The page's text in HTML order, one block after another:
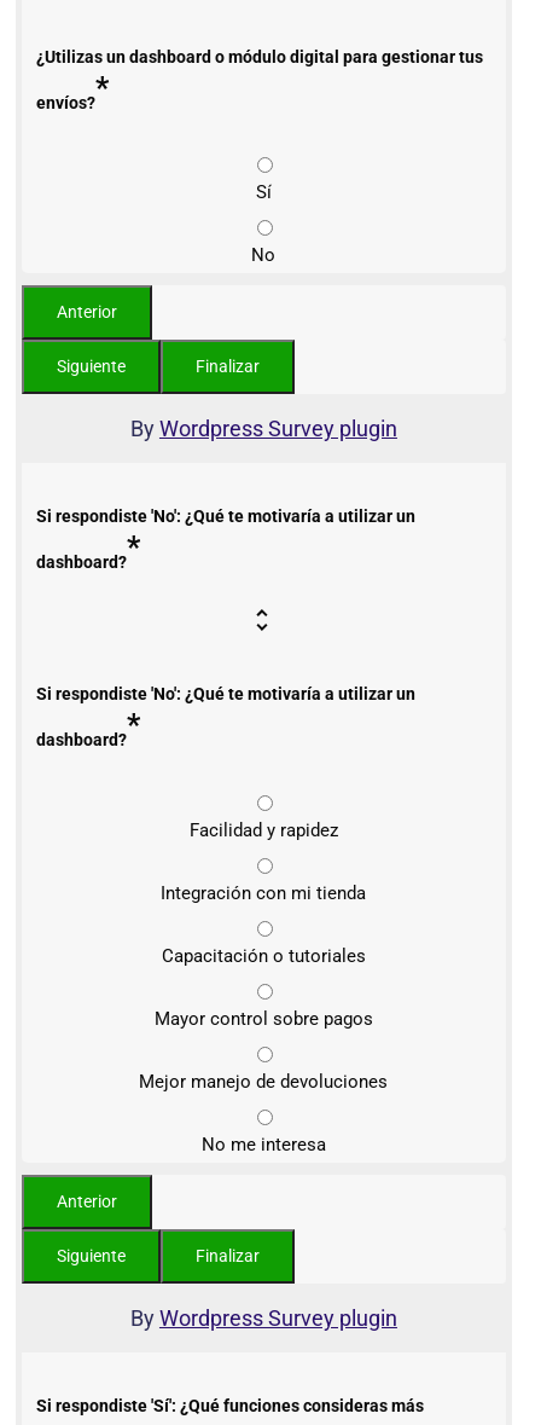
¿Utilizas un dashboard o módulo digital para gestionar tus
envíos?*
Sí
No
ByWordpress Survey plugin
Si respondiste 'No': ¿Qué te motivaría a utilizar un
dashboard?*
Si respondiste 'No': ¿Qué te motivaría a utilizar un
dashboard?*
Facilidad y rapidez
Integración con mi tienda
Capacitación o tutoriales
Mayor control sobre pagos
Mejor manejo de devoluciones
No me interesa
ByWordpress Survey plugin
Si respondiste 'Sí': ¿Qué funciones consideras más